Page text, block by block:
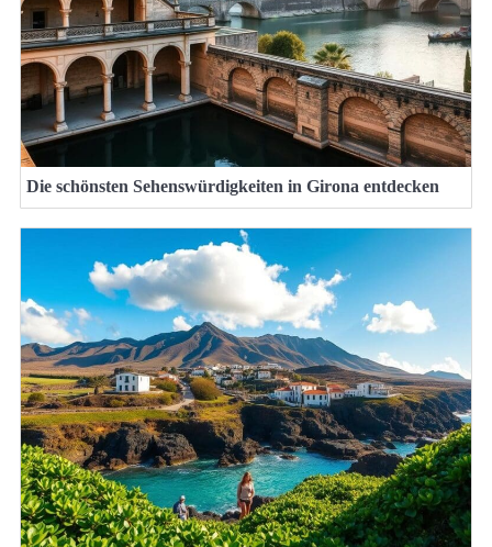
Die schönsten Sehenswürdigkeiten in Girona entdecken